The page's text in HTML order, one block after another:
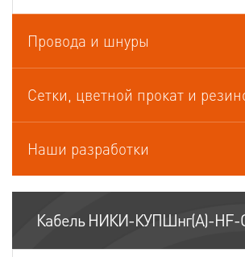
Кабели судовые
Кабели термоэлектродные
Провода и шнуры
Сетки, цветной прокат и
Наши разработки
Кабель НИКИ-КУПШнг(А)-HF-